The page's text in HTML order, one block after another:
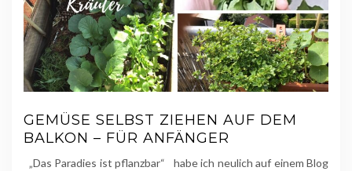
GEMÜSE SELBST ZIEHEN AUF DEM
BALKON – FÜR ANFÄNGER
„Das Paradies ist pflanzbar“ habe ich neulich auf einem Blog